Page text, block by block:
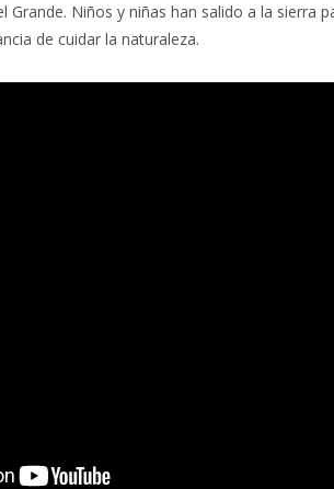
Grande. Niños y niñas han salido a la sierra
de cuidar la naturaleza.